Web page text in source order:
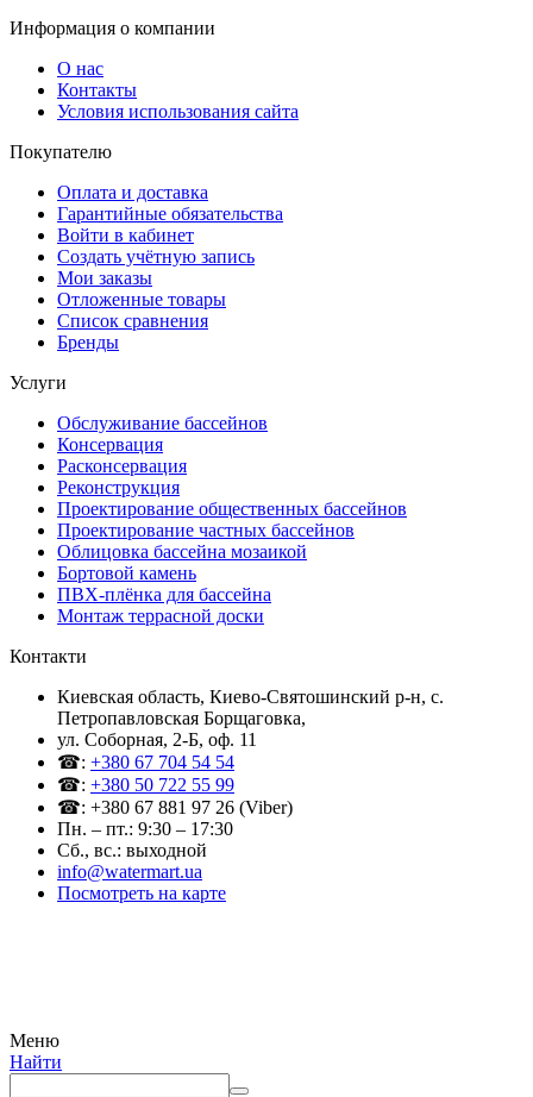
Информация о компании
О нас
Контакты
Условия использования сайта
Покупателю
Оплата и доставка
Гарантийные обязательства
Войти в кабинет
Создать учётную запись
Мои заказы
Отложенные товары
Список сравнения
Бренды
Услуги
Обслуживание бассейнов
Консервация
Расконсервация
Реконструкция
Проектирование общественных бассейнов
Проектирование частных бассейнов
Облицовка бассейна мозаикой
Бортовой камень
ПВХ-плёнка для бассейна
Монтаж террасной доски
Контакти
Киевская область, Киево-Святошинский р-н, c.
Петропавловская Борщаговка,
ул. Соборная, 2-Б, оф. 11
☎: +380 67 704 54 54
☎: +380 50 722 55 99
☎: +380 67 881 97 26 (Viber)
Пн. – пт.: 9:30 – 17:30
Сб., вс.: выходной
info@watermart.ua
Посмотреть на карте
Меню
Найти